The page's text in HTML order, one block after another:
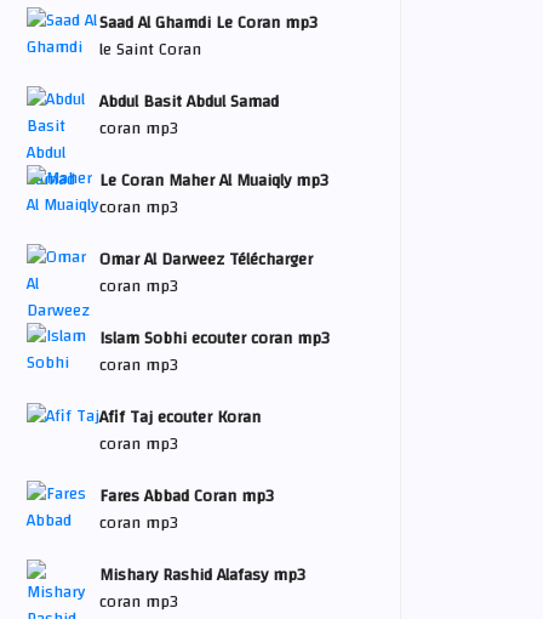
Saad Al Ghamdi Le Coran mp3
le Saint Coran
Abdul Basit Abdul Samad
coran mp3
Le Coran Maher Al Muaiqly mp3
coran mp3
Omar Al Darweez Télécharger
coran mp3
Islam Sobhi ecouter coran mp3
coran mp3
Afif Taj ecouter Koran
coran mp3
Fares Abbad Coran mp3
coran mp3
Mishary Rashid Alafasy mp3
coran mp3